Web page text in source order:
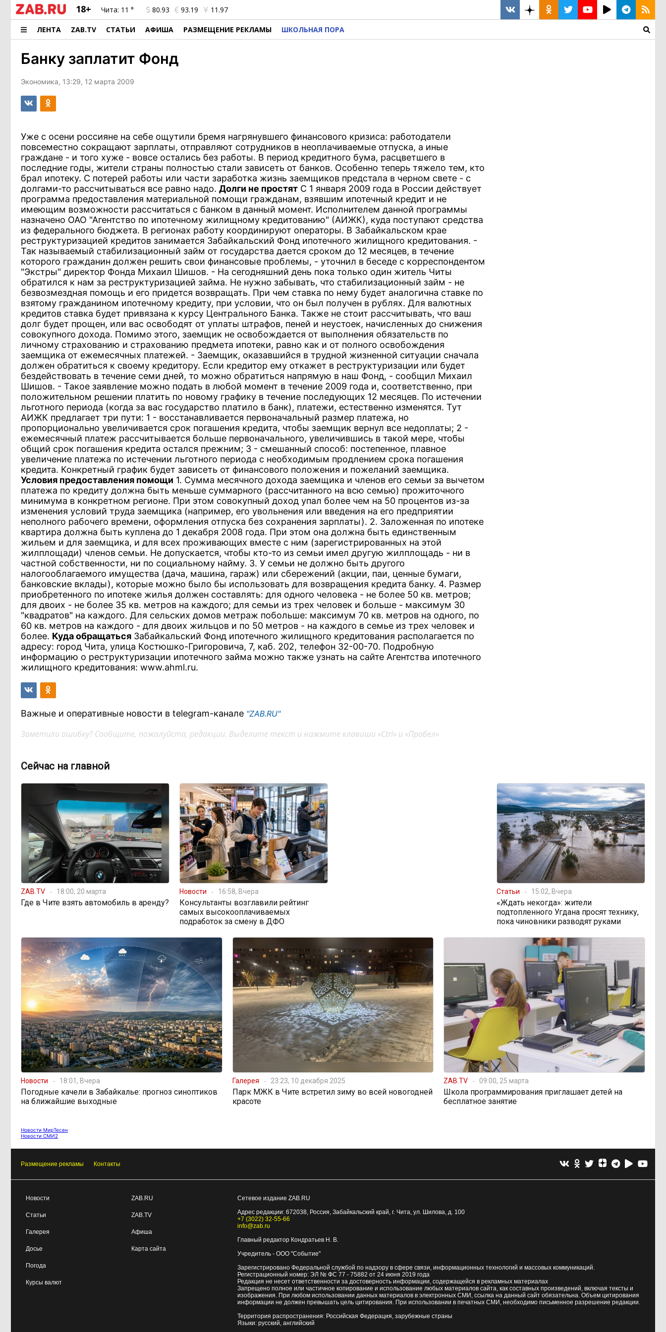
18+ Чита: 11 ° 80.93 93.19 11.97
ЛЕНТА ZAB.TV СТАТЬИ АФИША РАЗМЕЩЕНИЕ РЕКЛАМЫ ШКОЛЬНАЯ ПОРА
Банку заплатит Фонд
Экономика, 13:29, 12 марта 2009
Уже с осени россияне на себе ощутили бремя нагрянувшего финансового кризиса: работодатели
повсеместно сокращают зарплаты, отправляют сотрудников в неоплачиваемые отпуска, а иные
граждане - и того хуже - вовсе остались без работы. В период кредитного бума, расцветшего в
последние годы, жители страны полностью стали зависеть от банков. Особенно теперь тяжело тем, кто
брал ипотеку. С потерей работы или части заработка жизнь заемщиков предстала в черном свете - с
долгами-то рассчитываться все равно надо. Долги не простят С 1 января 2009 года в России действует
программа предоставления материальной помощи гражданам, взявшим ипотечный кредит и не
имеющим возможности рассчитаться с банком в данный момент. Исполнителем данной программы
назначено ОАО "Агентство по ипотечному жилищному кредитованию" (АИЖК), куда поступают средства
из федерального бюджета. В регионах работу координируют операторы. В Забайкальском крае
реструктуризацией кредитов занимается Забайкальский Фонд ипотечного жилищного кредитования. -
Так называемый стабилизационный займ от государства дается сроком до 12 месяцев, в течение
которого гражданин должен решить свои финансовые проблемы, - уточнил в беседе с корреспондентом
"Экстры" директор Фонда Михаил Шишов. - На сегодняшний день пока только один житель Читы
обратился к нам за реструктуризацией займа. Не нужно забывать, что стабилизационный займ - не
безвозмездная помощь и его придется возвращать. При чем ставка по нему будет аналогична ставке по
взятому гражданином ипотечному кредиту, при условии, что он был получен в рублях. Для валютных
кредитов ставка будет привязана к курсу Центрального Банка. Также не стоит рассчитывать, что ваш
долг будет прощен, или вас освободят от уплаты штрафов, пеней и неустоек, начисленных до снижения
совокупного дохода. Помимо этого, заемщик не освобождается от выполнения обязательств по
личному страхованию и страхованию предмета ипотеки, равно как и от полного освобождения
заемщика от ежемесячных платежей. - Заемщик, оказавшийся в трудной жизненной ситуации сначала
должен обратиться к своему кредитору. Если кредитор ему откажет в реструктуризации или будет
бездействовать в течение семи дней, то можно обратиться напрямую в наш Фонд, - сообщил Михаил
Шишов. - Такое заявление можно подать в любой момент в течение 2009 года и, соответственно, при
положительном решении платить по новому графику в течение последующих 12 месяцев. По истечении
льготного периода (когда за вас государство платило в банк), платежи, естественно изменятся. Тут
АИЖК предлагает три пути: 1 - восстанавливается первоначальный размер платежа, но
пропорционально увеличивается срок погашения кредита, чтобы заемщик вернул все недоплаты; 2 -
ежемесячный платеж рассчитывается больше первоначального, увеличившись в такой мере, чтобы
общий срок погашения кредита остался прежним; 3 - смешанный способ: постепенное, плавное
увеличение платежа по истечении льготного периода с необходимым продлением срока погашения
кредита. Конкретный график будет зависеть от финансового положения и пожеланий заемщика.
Условия предоставления помощи 1. Сумма месячного дохода заемщика и членов его семьи за вычетом
платежа по кредиту должна быть меньше суммарного (рассчитанного на всю семью) прожиточного
минимума в конкретном регионе. При этом совокупный доход упал более чем на 50 процентов из-за
изменения условий труда заемщика (например, его увольнения или введения на его предприятии
неполного рабочего времени, оформления отпуска без сохранения зарплаты). 2. Заложенная по ипотеке
квартира должна быть куплена до 1 декабря 2008 года. При этом она должна быть единственным
жильем и для заемщика, и для всех проживающих вместе с ним (зарегистрированных на этой
жилплощади) членов семьи. Не допускается, чтобы кто-то из семьи имел другую жилплощадь - ни в
частной собственности, ни по социальному найму. 3. У семьи не должно быть другого
налогооблагаемого имущества (дача, машина, гараж) или сбережений (акции, паи, ценные бумаги,
банковские вклады), которые можно было бы использовать для возвращения кредита банку. 4. Размер
приобретенного по ипотеке жилья должен составлять: для одного человека - не более 50 кв. метров;
для двоих - не более 35 кв. метров на каждого; для семьи из трех человек и больше - максимум 30
"квадратов" на каждого. Для сельских домов метраж побольше: максимум 70 кв. метров на одного, по
60 кв. метров на каждого - для двоих жильцов и по 50 метров - на каждого в семье из трех человек и
более. Куда обращаться Забайкальский Фонд ипотечного жилищного кредитования располагается по
адресу: город Чита, улица Костюшко-Григоровича, 7, каб. 202, телефон 32-00-70. Подробную
информацию о реструктуризации ипотечного займа можно также узнать на сайте Агентства ипотечного
жилищного кредитования: www.ahml.ru.
Важные и оперативные новости в telegram-канале "ZAB.RU"
Заметили ошибку? Сообщите, пожалуйста, редакции. Выделите текст и нажмите клавиши «Ctrl» и «Пробел»
Сейчас на главной
ZAB.TV 18:00, 20 марта
Где в Чите взять автомобиль в аренду?
Новости 16:58, Вчера
Консультанты возглавили рейтинг
самых высокооплачиваемых
подработок за смену в ДФО
Статьи 15:02, Вчера
«Ждать некогда»: жители
подтопленного Угдана просят технику,
пока чиновники разводят руками
Новости 18:01, Вчера
Погодные качели в Забайкалье: прогноз синоптиков
на ближайшие выходные
Галерея 23:23, 10 декабря 2025
Парк МЖК в Чите встретил зиму во всей новогодней
красоте
ZAB.TV 09:00, 25 марта
Школа программирования приглашает детей на
бесплатное занятие
Новости МирТесен
Новости СМИ2
Размещение рекламы Контакты
Новости
Статьи
Галерея
Досье
Погода
Курсы валют
ZAB.RU
ZAB.TV
Афиша
Карта сайта
Сетевое издание ZAB.RU
Адрес редакции: 672038, Россия, Забайкальский край, г. Чита, ул. Шилова, д. 100
+7 (3022) 32-55-66
info@zab.ru
Главный редактор Кондратьев Н. В.
Учредитель - ООО "Событие"
Зарегистрировано Федеральной службой по надзору в сфере связи, информационных технологий и массовых коммуникаций.
Регистрационный номер: ЭЛ № ФС 77 - 75882 от 24 июня 2019 года
Редакция не несет ответственности за достоверность информации, содержащейся в рекламных материалах
Запрещено полное или частичное копирование и использование любых материалов сайта, как составных произведений, включая тексты и
изображения. При любом использовании данных материалов в электронных СМИ, ссылка на данный сайт обязательна. Объем цитирования
информации не должен превышать цель цитирования. При использовании в печатных СМИ, необходимо письменное разрешение редакции.
Территория распространения: Российская Федерация, зарубежные страны
Языки: русский, английский